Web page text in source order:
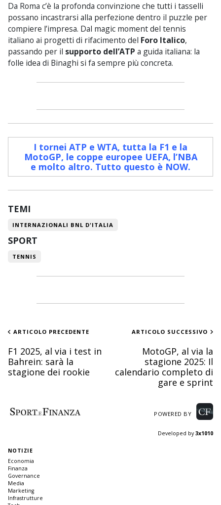
Da Roma c’è la profonda convinzione che tutti i tasselli
possano incastrarsi alla perfezione dentro il puzzle per
compiere l’impresa. Dal magic moment del tennis
italiano ai progetti di rifacimento del Foro Italico,
passando per il supporto dell’ATP a guida italiana: la
folle idea di Binaghi si fa sempre più concreta.
I tornei ATP e WTA, tutta la F1 e la
MotoGP, le coppe europee UEFA, l’NBA
e molto altro. Tutto questo è NOW.
TEMI
INTERNAZIONALI BNL D'ITALIA
SPORT
TENNIS
ARTICOLO PRECEDENTE
F1 2025, al via i test in
Bahrein: sarà la
stagione dei rookie
ARTICOLO SUCCESSIVO
MotoGP, al via la
stagione 2025: Il
calendario completo di
gare e sprint
POWERED BY
Developed by3x1010
NOTIZIE
Economia
Finanza
Governance
Media
Marketing
Infrastrutture